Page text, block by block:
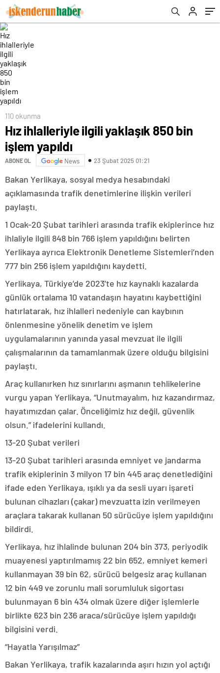
110 okunma
Hız ihlalleriyle ilgili yaklaşık 850 bin
işlem yapıldı
ABONE OL News 23 Şubat 2025 01:21
Bakan Yerlikaya, sosyal medya hesabındaki
açıklamasında trafik denetimlerine ilişkin verileri
paylaştı.
1 Ocak-20 Şubat tarihleri arasında trafik ekiplerince hız
ihlaliyle ilgili 848 bin 766 işlem yapıldığını belirten
Yerlikaya ayrıca Elektronik Denetleme Sistemleri’nden
777 bin 256 işlem yapıldığını kaydetti.
Yerlikaya, Türkiye’de 2023’te hız kaynaklı kazalarda
günlük ortalama 10 vatandaşın hayatını kaybettiğini
hatırlatarak, hız ihlalleri nedeniyle can kaybının
önlenmesine yönelik denetim ve işlem
uygulamalarının yanında yasal mevzuat ile ilgili
çalışmalarının da tamamlanmak üzere olduğu bilgisini
paylaştı.
Araç kullanırken hız sınırlarını aşmanın tehlikelerine
vurgu yapan Yerlikaya, “Unutmayalım, hız kazandırmaz,
hayatımızdan çalar. Önceliğimiz hız değil, güvenlik
olsun.” ifadelerini kullandı.
13-20 Şubat verileri
13-20 Şubat tarihleri arasında emniyet ve jandarma
trafik ekiplerinin 3 milyon 17 bin 445 araç denetlediğini
ifade eden Yerlikaya, ışıklı ya da sesli uyarı işareti
bulunan cihazları (çakar) mevzuatta izin verilmeyen
araçlara takarak kullanan 50 sürücüye işlem yapıldığını
bildirdi.
Yerlikaya, hız ihlalinde bulunan 204 bin 373, periyodik
muayenesi yaptırılmamış 22 bin 652, emniyet kemeri
kullanmayan 39 bin 62, sürücü belgesiz araç kullanan
12 bin 449 ve zorunlu mali sorumluluk sigortası
bulunmayan 6 bin 434 olmak üzere diğer işlemlerle
birlikte 623 bin 236 araca/sürücüye işlem yapıldığı
bilgisini verdi.
“Hayatla Yarışılmaz”
Bakan Yerlikaya, trafik kazalarında aşırı hızın yol açtığı